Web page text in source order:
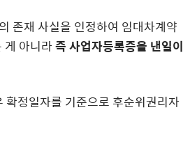
존재 사실을 인정하여 임대차계약
게 아니라즉 사업자등록증을 낸일이
확정일자를 기준으로 후순위권리자